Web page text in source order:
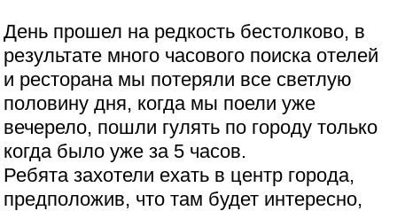
День прошел на редкость бестолково, в
результате много часового поиска отелей
и ресторана мы потеряли все светлую
половину дня, когда мы поели уже
вечерело, пошли гулять по городу только
когда было уже за 5 часов.
Ребята захотели ехать в центр города,
предположив, что там будет интересно,